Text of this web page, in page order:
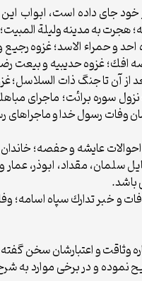
را در خود جاى داده است،
به مدينه وليلة المبيت؛
و حمراء الاسد؛ غزوه
غزوه حديبيه و بيعت
از آن تا جنگ ذات السلاسل؛
سوره برائت؛ ماجراى
وفات رسول خدا و
ام سلمه؛ احوالات عايشه و حفصه؛
مقداد، ابوذر،
باشد.
هنگام وفات و خبر تدارك سپاه
و سپس به توثيق آنها پرداخته؛ يعنى درباره
منتسب شده آن را تصحيح نموده و در